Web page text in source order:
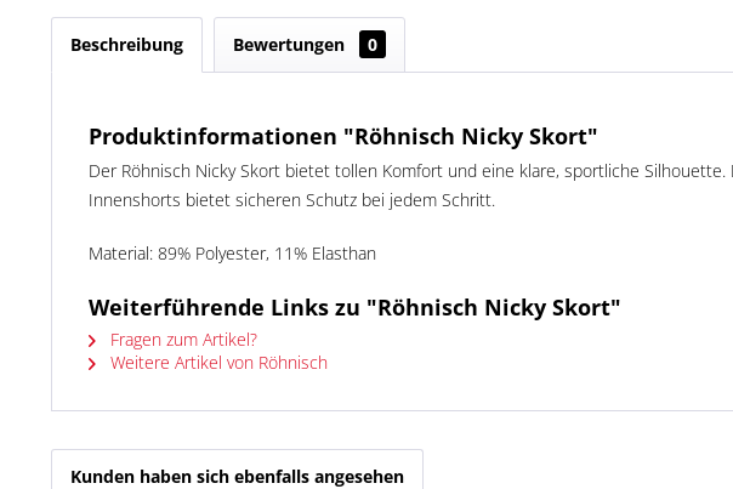
Beschreibung Bewertungen 0
Produktinformationen "Röhnisch Nicky Skort"
Der Röhnisch Nicky Skort bietet tollen Komfort und eine klare, sportliche
Innenshorts bietet sicheren Schutz bei jedem Schritt.
Material: 89% Polyester, 11% Elasthan
Weiterführende Links zu "Röhnisch Nicky Skort"
Fragen zum Artikel?
Weitere Artikel von Röhnisch
Kunden haben sich ebenfalls angesehen